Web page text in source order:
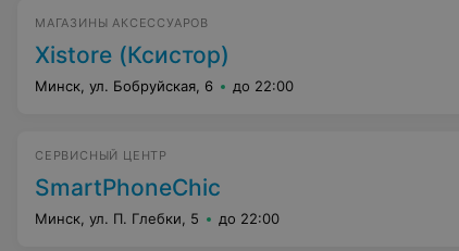
МАГАЗИНЫ АКСЕССУАРОВ
Xistore (Ксистор)
Минск, ул. Бобруйская, 6 до 22:00
СЕРВИСНЫЙ ЦЕНТР
SmartPhoneChic
Минск, ул. П. Глебки, 5 до 22:00